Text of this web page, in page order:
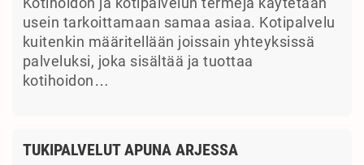
usein tarkoittamaan samaa asiaa. Kotipalvelu
kuitenkin määritellään joissain yhteyksissä
palveluksi, joka sisältää ja tuottaa
kotihoidon…
TUKIPALVELUT APUNA ARJESSA